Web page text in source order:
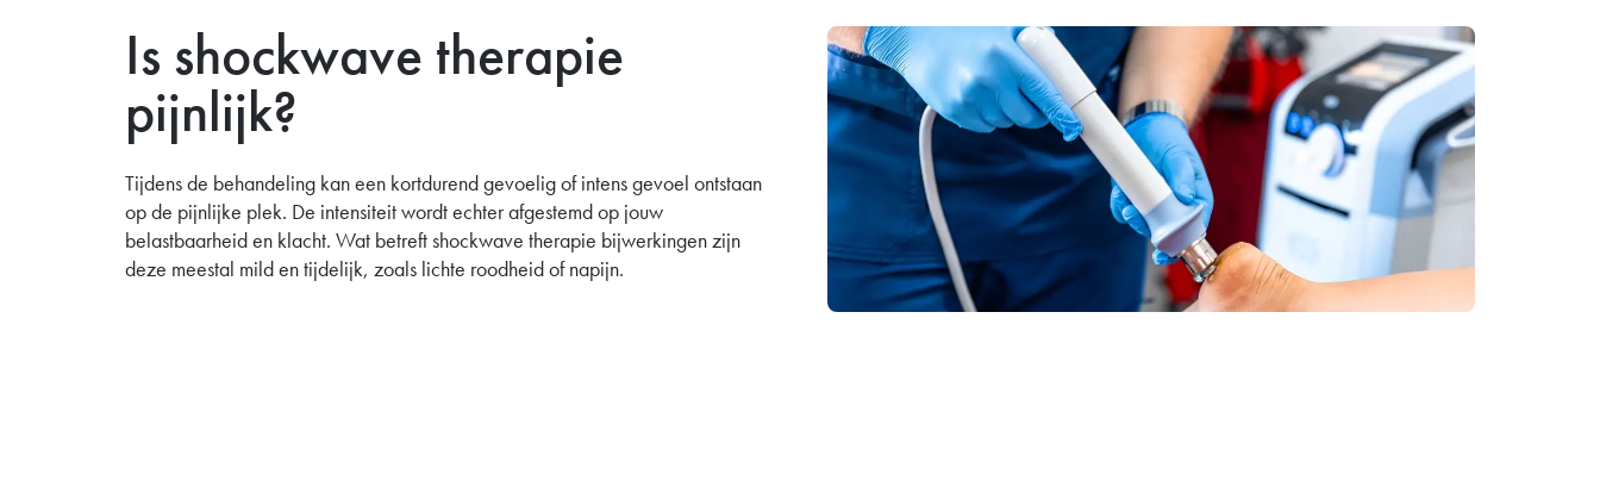
Is shockwave therapie
pijnlijk?
Tijdens de behandeling kan een kortdurend gevoelig of intens gevoel ontstaan
op de pijnlijke plek. De intensiteit wordt echter afgestemd op jouw
belastbaarheid en klacht. Wat betreft shockwave therapie bijwerkingen zijn
deze meestal mild en tijdelijk, zoals lichte roodheid of napijn.